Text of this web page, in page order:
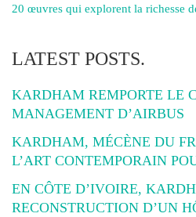
20 œuvres qui explorent la richesse
LATEST POSTS.
KARDHAM REMPORTE LE
MANAGEMENT D’AIRBUS
KARDHAM, MÉCÈNE DU
L’ART CONTEMPORAIN
EN CÔTE D’IVOIRE,
RECONSTRUCTION D’UN